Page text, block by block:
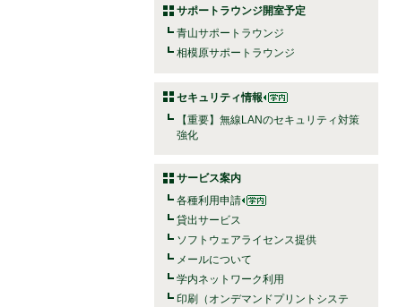
サポートラウンジ開室予定
青山サポートラウンジ
相模原サポートラウンジ
セキュリティ情報
【重要】無線LANのセキュリティ対策
強化
サービス案内
各種利用申請
貸出サービス
ソフトウェアライセンス提供
メールについて
学内ネットワーク利用
印刷（オンデマンドプリントシステ